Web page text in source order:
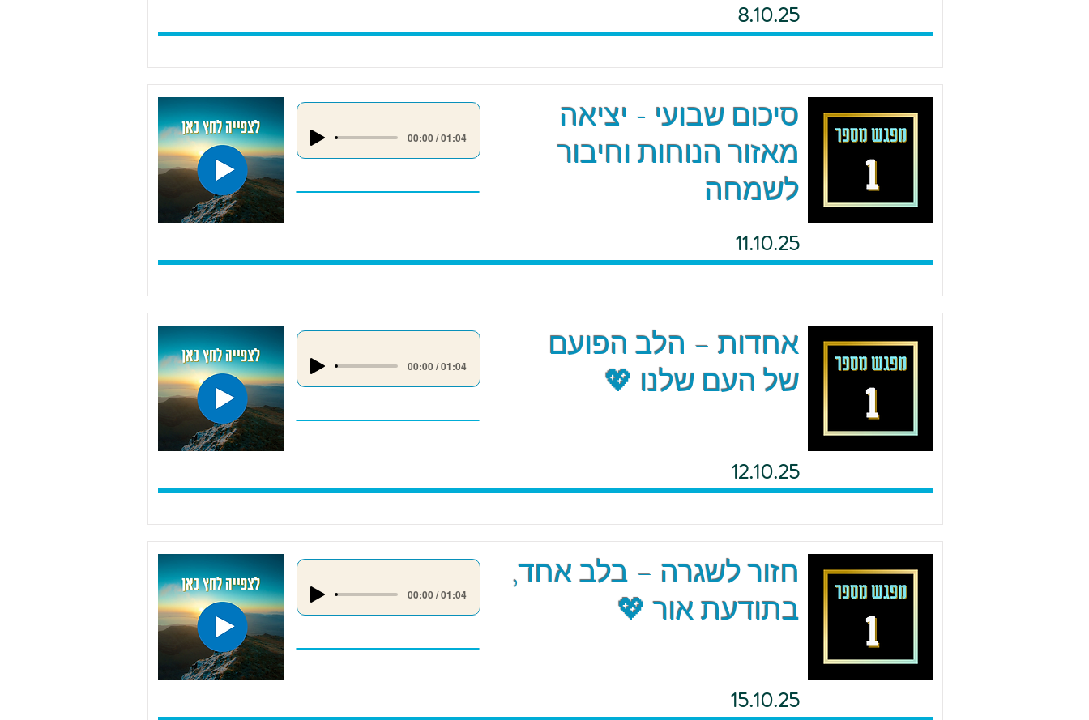
8.10.25
00:00 / 01:04
סיכום שבועי - יציאה
מאזור הנוחות וחיבור
לשמחה
11.10.25
00:00 / 01:04
אחדות – הלב הפועם
של העם שלנו 💖
12.10.25
00:00 / 01:04
חזור לשגרה – בלב אחד,
בתודעת אור 💖
15.10.25